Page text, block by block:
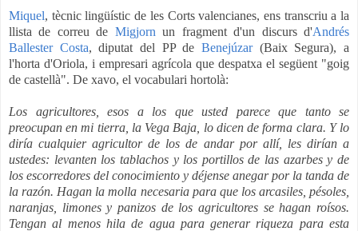
Miquel, tècnic lingüístic de les Corts valencianes, ens transcriu a la
llista de correu de Migjorn un fragment d'un discurs d'Andrés
Ballester Costa, diputat del PP deBenejúzar(Baix Segura), a
l'horta d'Oriola, i empresari agrícola que despatxa el següent "goig
de castellà". De xavo, el vocabulari hortolà:
Los agricultores, esos a los que usted parece que tanto se
preocupan en mi tierra, la Vega Baja, lo dicen de forma clara. Y lo
diría cualquier agricultor de los de andar por allí, les dirían a
ustedes: levanten los tablachos y los portillos de las azarbes y de
los escorredores del conocimiento y déjense anegar por la tanda de
la razón. Hagan la molla necesaria para que los arcasiles, pésoles,
naranjas, limones y panizos de los agricultores se hagan roísos.
Tengan al menos hila de agua para generar riqueza para esta